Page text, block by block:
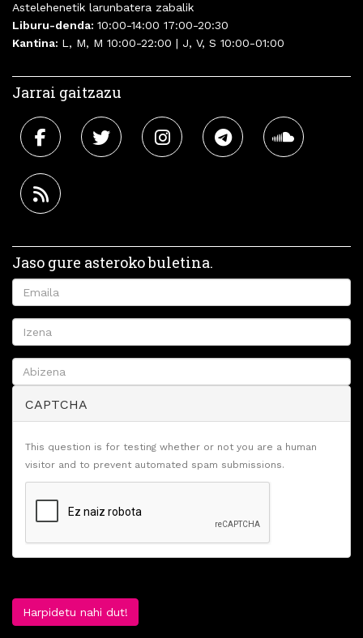
Astelehenetik larunbatera zabalik
Liburu-denda: 10:00-14:00 17:00-20:30
Kantina: L, M, M 10:00-22:00 | J, V, S 10:00-01:00
Jarrai gaitzazu
Jaso gure asteroko buletina.
CAPTCHA
This question is for testing whether or not you are a human
visitor and to prevent automated spam submissions.
Harpidetu nahi dut!